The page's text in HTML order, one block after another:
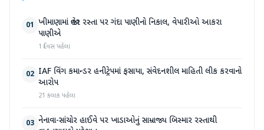
01 ખીમાણામાં જાહેર રસ્તા પર ગંદા પાણીનો નિકાલ, વેપારીઓ આકરા
પાણીએ
1 દિવસ પહેલા
02 IAF વિંગ કમાન્ડર હનીટ્રેપમાં ફસાયા, સંવેદનશીલ માહિતી લીક કરવાનો
આરોપ
21 કલાક પહેલા
03 નેનાવા-સાંચોર હાઈવે પર ખાડાઓનું સામ્રાજ્ય બિસ્માર રસ્તાથી